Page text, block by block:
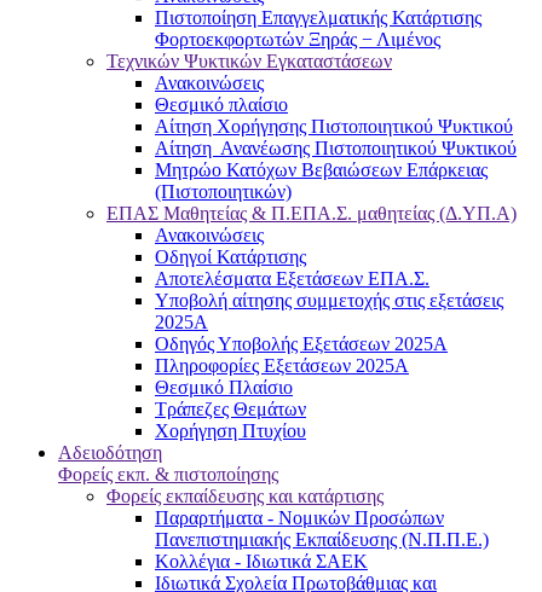
Πιστοποίηση Επαγγελματικής Κατάρτισης
Φορτοεκφορτωτών Ξηράς − Λιμένος
Τεχνικών Ψυκτικών Εγκαταστάσεων
Ανακοινώσεις
Θεσμικό πλαίσιο
Αίτηση Χορήγησης Πιστοποιητικού Ψυκτικού
Αίτηση Ανανέωσης Πιστοποιητικού Ψυκτικού
Μητρώο Κατόχων Βεβαιώσεων Επάρκειας
(Πιστοποιητικών)
ΕΠΑΣ Μαθητείας & Π.ΕΠΑ.Σ. μαθητείας (Δ.ΥΠ.Α)
Ανακοινώσεις
Oδηγοί Κατάρτισης
Αποτελέσματα Εξετάσεων ΕΠΑ.Σ.
Υποβολή αίτησης συμμετοχής στις εξετάσεις
2025Α
Οδηγός Υποβολής Εξετάσεων 2025A
Πληροφορίες Εξετάσεων 2025Α
Θεσμικό Πλαίσιο
Τράπεζες Θεμάτων
Χορήγηση Πτυχίου
Αδειοδότηση
Φορείς εκπ. & πιστοποίησης
Φορείς εκπαίδευσης και κατάρτισης
Παραρτήματα - Νομικών Προσώπων
Πανεπιστημιακής Εκπαίδευσης (Ν.Π.Π.Ε.)
Κολλέγια - Ιδιωτικά ΣΑΕΚ
Ιδιωτικά Σχολεία Πρωτοβάθμιας και